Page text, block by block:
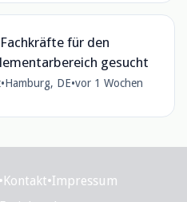
für den
gesucht
•Hamburg, DE•vor 1 Wochen
•Kontakt•Impressum